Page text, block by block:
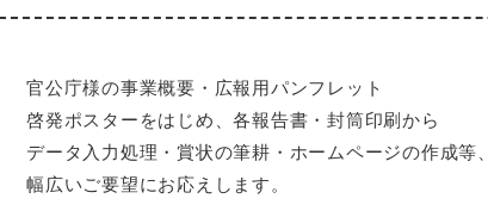
官公庁様の事業概要・広報用パンフレット
啓発ポスターをはじめ、各報告書・封筒印刷から
データ入力処理・賞状の筆耕・ホームページの作成等、
幅広いご要望にお応えします。